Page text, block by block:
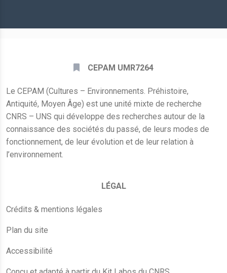
CEPAM UMR7264
Le CEPAM (Cultures – Environnements. Préhistoire,
Antiquité, Moyen Âge) est une unité mixte de recherche
CNRS – UNS qui développe des recherches autour de la
connaissance des sociétés du passé, de leurs modes de
fonctionnement, de leur évolution et de leur relation à
l’environnement.
LÉGAL
Crédits & mentions légales
Plan du site
Accessibilité